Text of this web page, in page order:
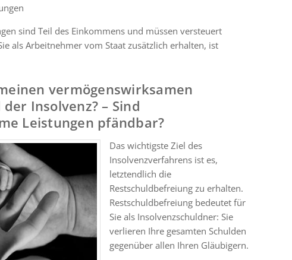
sind Teil des Einkommens und müssen versteuert
als Arbeitnehmer vom Staat zusätzlich erhalten, ist
vermögenswirksamen
Insolvenz? – Sind
Leistungen pfändbar?
Das wichtigste Ziel des
Insolvenzverfahrens ist es,
letztendlich die
Restschuldbefreiung zu erhalten.
Restschuldbefreiung bedeutet für
Sie als Insolvenzschuldner: Sie
verlieren Ihre gesamten Schulden
gegenüber allen Ihren Gläubigern.